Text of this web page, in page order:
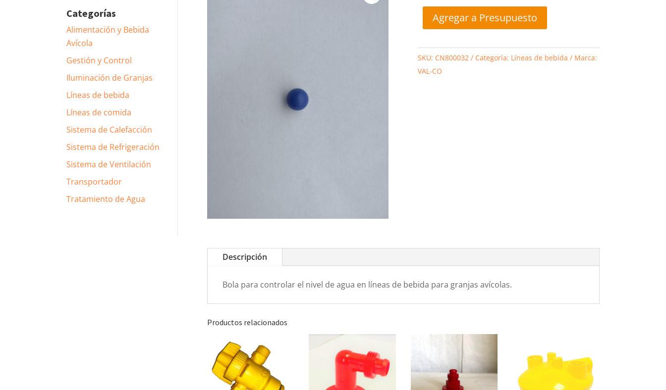
Categorías
Alimentación y Bebida
Avícola
Gestión y Control
Iluminación de Granjas
Líneas de bebida
Líneas de comida
Sistema de Calefacción
Sistema de Refrigeración
Sistema de Ventilación
Transportador
Tratamiento de Agua
Agregar a Presupuesto
SKU: CN800032 Categoría: Líneas de bebida
Marca:
VAL-CO
Descripción
Bola para controlar el nivel de agua en líneas de bebida para granjas avícolas.
Productos relacionados